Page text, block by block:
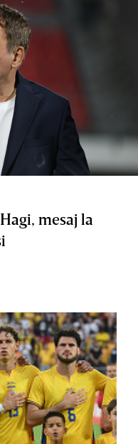
mesaj la